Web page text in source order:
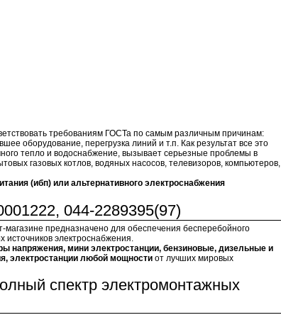
требованиям ГОСТа по самым различным причинам:
оборудование, перегрузка линий и т.п. Как результат все это
тепло и водоснабжение, вызывает серьезные проблемы в
газовых котлов, водяных насосов, телевизоров, компьютеров,
(ибп) или альтернативного электроснабжения
044-2289395(97)
предназначено для обеспечения бесперебойного
источников электроснабжения.
напряжения, мини электростанции, бензиновые, дизельные и
электростанции любой мощности от лучших мировых
спектр электромонтажных